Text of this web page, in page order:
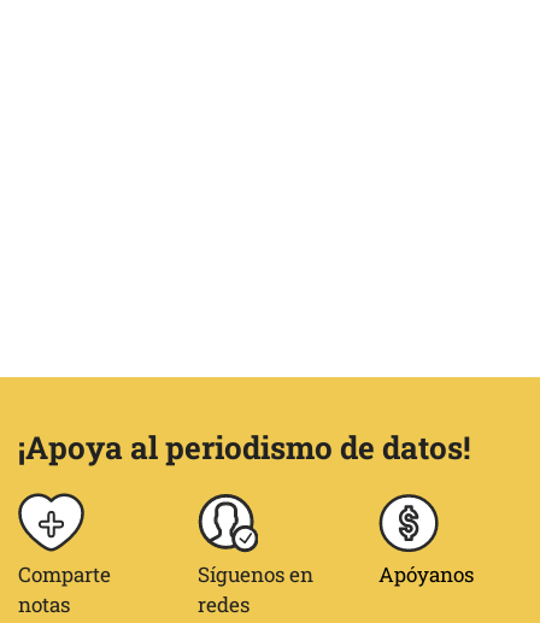
¡Apoya al periodismo de datos!
Comparte
notas
Síguenos en
redes
Apóyanos